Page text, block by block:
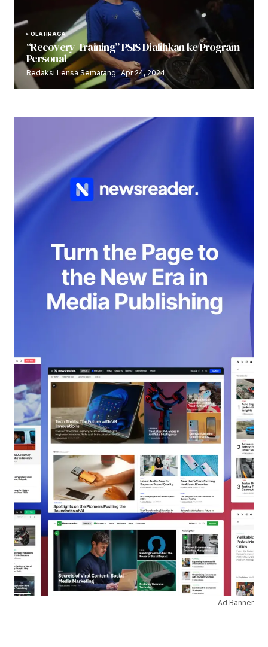
OLAHRAGA
“Recovery Training” PSIS Dialihkan ke Program
Personal
Redaksi Lensa Semarang Apr 24, 2024
Ad Banner